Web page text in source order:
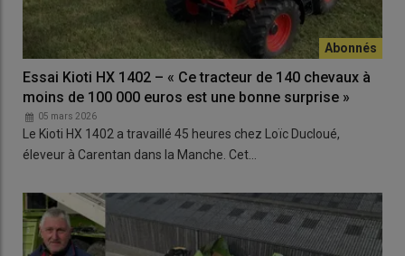
Essai Kioti HX 1402 – « Ce tracteur de 140 chevaux à
moins de 100 000 euros est une bonne surprise »
05 mars 2026
Le Kioti HX 1402 a travaillé 45 heures chez Loïc Ducloué,
éleveur à Carentan dans la Manche. Cet…